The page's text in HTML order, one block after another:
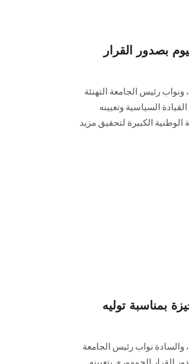
بصدور القرار
رئيس الجامعة التهنئة
السياسية وتعيينه
الكبيرة لتحقيق مزيد
بمناسبة توليه
نواب رئيس الجامعة